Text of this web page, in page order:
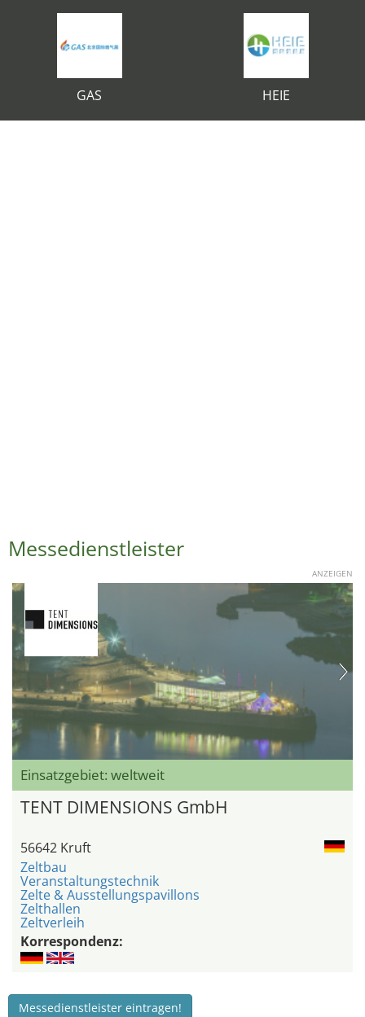
GAS HEIE
Messedienstleister
ANZEIGEN
Einsatzgebiet: weltweit
TENT DIMENSIONS GmbH
56642 Kruft
Zeltbau
Veranstaltungstechnik
Zelte & Ausstellungspavillons
Zelthallen
Zeltverleih
Korrespondenz:
Messedienstleister eintragen!